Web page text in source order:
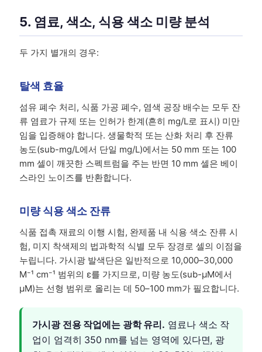
5. 염료, 색소, 식용 색소 미량 분석
두 가지 별개의 경우:
탈색 효율
섬유 폐수 처리, 식품 가공 폐수, 염색 공장 배수는 모두 잔
류 염료가 규제 또는 인허가 한계(흔히 mg/L로 표시) 미만
임을 입증해야 합니다. 생물학적 또는 산화 처리 후 잔류
농도(sub-mg/L에서 단일 mg/L)에서는 50 mm 또는 100
mm 셀이 깨끗한 스펙트럼을 주는 반면 10 mm 셀은 베이
스라인 노이즈를 반환합니다.
미량 식용 색소 잔류
식품 접촉 재료의 이행 시험, 완제품 내 식용 색소 잔류 시
험, 미지 착색제의 법과학적 식별 모두 장경로 셀의 이점을
누립니다. 가시광 발색단은 일반적으로 10,000–30,000
M⁻¹ cm⁻¹ 범위의 ε를 가지므로, 미량 농도(sub-µM에서
µM)는 선형 범위로 올리는 데 50–100 mm가 필요합니다.
가시광 전용 작업에는 광학 유리. 염료나 색소 작
업이 엄격히 350 nm를 넘는 영역에 있다면, 광